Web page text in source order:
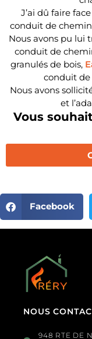
J’ai dû faire
conduit de
Nous avons pu lui
conduit de
granulés de bois,
conduit de
Nous avons
et
Vous
Facebook
NOUS
948 RTE DE